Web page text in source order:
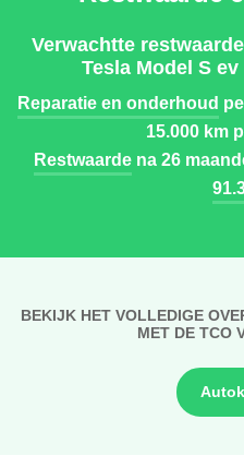
Verwachtte
Tesla Model S
Reparatie en onderhoud
15.000 km
Restwaardena 26
BEKIJK HET VOLLEDIGE
MET DE TCO